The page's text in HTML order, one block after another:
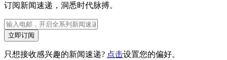
订阅新闻速递，洞悉时代脉搏。
立即订阅
只想接收感兴趣的新闻速递? 点击设置您的偏好。